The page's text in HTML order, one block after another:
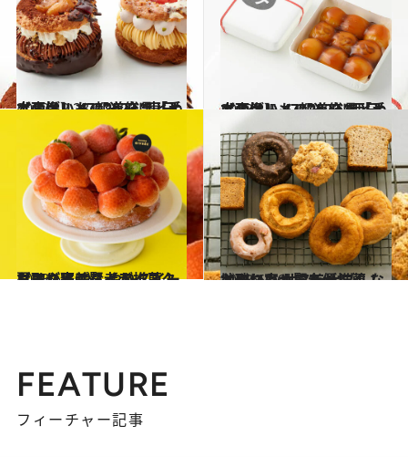
2022.12.23
【画像】 47都道府県「手土産グルメ」2023 “東日本の旨いもの”を総まとめ
グルメ 2023.1.5
【画像】 47都道府県「手土産グルメ」2023 “西日本の旨いもの”を総まとめ
グルメ
2023.6.7
お取り寄せ賢者が推薦！ 夏はやっぱり【アイスクリーム】 ひんやりスイーツでご褒美タイム
グルメ 2023.6.26
お取り寄せ賢者が推薦！ 地球にも人にも優しく、おいしい サステナブルなおやつとつまみ
グルメ
FEATURE
フィーチャー記事